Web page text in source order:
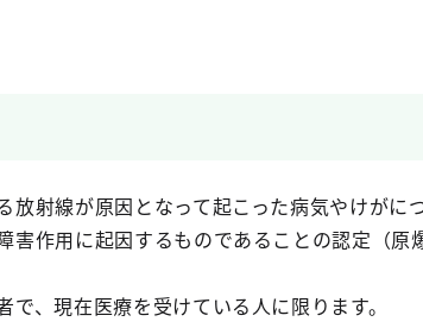
射線が原因となって起こった病気やけがに
害作用に起因するものであることの認定（原
、現在医療を受けている人に限ります。